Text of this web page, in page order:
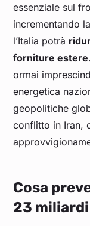
essenziale sul
incrementando
l’Italia potrà
forniture estere
ormai
energetica
geopolitiche
conflitto in Iran,
Cosa
23 miliardi